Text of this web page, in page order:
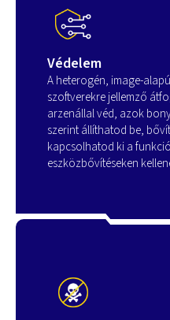
Védelem
A heterogén, image-
szoftverekre jellemző
arzenállal véd, azok
szerint állíthatod be,
kapcsolhatod ki a
eszközbővítéseken